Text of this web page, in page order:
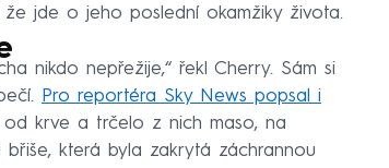
jde o jeho poslední okamžiky života.
nikdo nepřežije,“ řekl Cherry. Sám si
Pro reportéra Sky News popsal i
krve a trčelo z nich maso, na
která byla zakrytá záchrannou